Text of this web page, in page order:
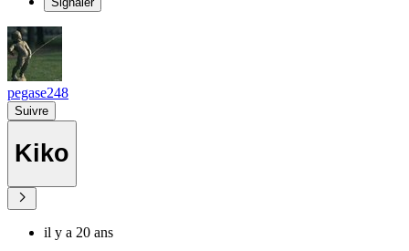
pegase248
Suivre
Kiko
il y a 20 ans